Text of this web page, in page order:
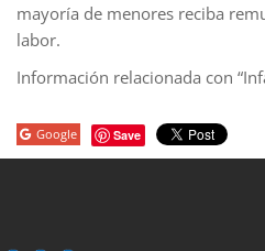
mayoría de menores reciba
labor.
Información relacionada con
Google Save